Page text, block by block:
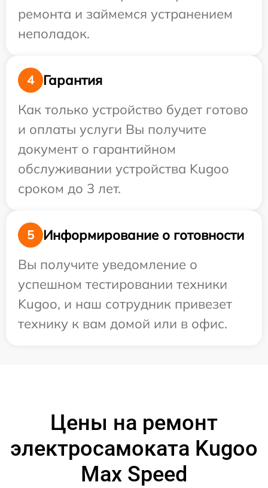
ремонта и займемся устранением
неполадок.
4
Гарантия
Как только устройство будет готово
и оплаты услуги Вы получите
документ о гарантийном
обслуживании устройства Kugoo
сроком до 3 лет.
5
Информирование о готовности
Вы получите уведомление о
успешном тестировании техники
Kugoo, и наш сотрудник привезет
технику к вам домой или в офис.
Цены на ремонт
электросамоката Kugoo
Max Speed